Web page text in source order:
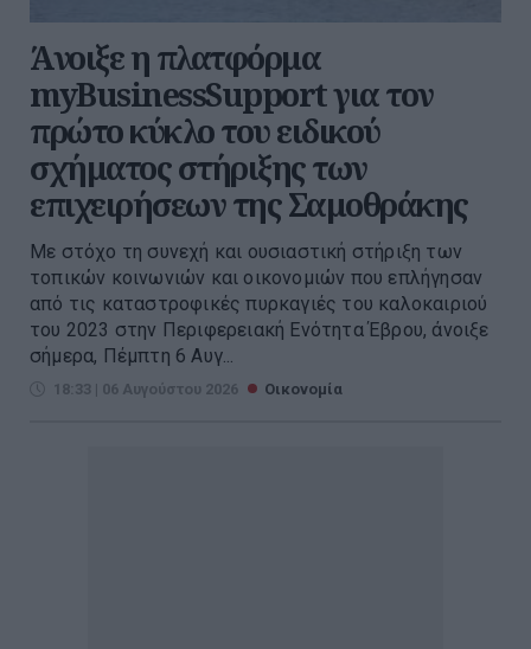
Άνοιξε η πλατφόρμα
myBusinessSupport για τον
πρώτο κύκλο του ειδικού
σχήματος στήριξης των
επιχειρήσεων της Σαμοθράκης
Με στόχο τη συνεχή και ουσιαστική στήριξη των
τοπικών κοινωνιών και οικονομιών που επλήγησαν
από τις καταστροφικές πυρκαγιές του καλοκαιριού
του 2023 στην Περιφερειακή Ενότητα Έβρου, άνοιξε
σήμερα, Πέμπτη 6 Αυγ...
18:33 | 06 Αυγούστου 2026 Οικονομία